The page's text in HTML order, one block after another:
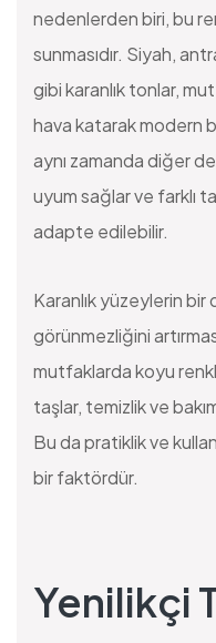
nedenlerden biri, bu
sunmasıdır. Siyah,
gibi karanlık tonlar,
hava katarak modern
aynı zamanda diğer
uyum sağlar ve farklı
adapte edilebilir.
Karanlık yüzeylerin bir
görünmezliğini
mutfaklarda koyu
taşlar, temizlik ve
Bu da pratiklik ve
bir faktördür.
Yenilikçi